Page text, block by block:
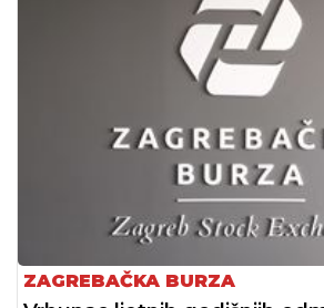
ZAGREBAČKA BURZA